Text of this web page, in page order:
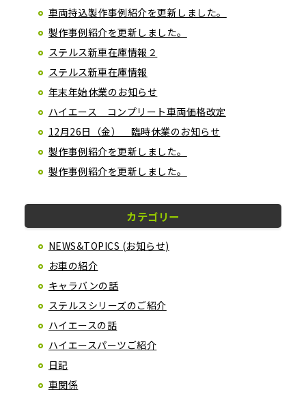
車両持込製作事例紹介を更新しました。
製作事例紹介を更新しました。
ステルス新車在庫情報２
ステルス新車在庫情報
年末年始休業のお知らせ
ハイエース コンプリート車両価格改定
12月26日（金） 臨時休業のお知らせ
製作事例紹介を更新しました。
製作事例紹介を更新しました。
カテゴリー
NEWS&TOPICS (お知らせ)
お車の紹介
キャラバンの話
ステルスシリーズのご紹介
ハイエースの話
ハイエースパーツご紹介
日記
車関係